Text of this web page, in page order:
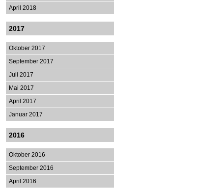
April 2018
2017
Oktober 2017
September 2017
Juli 2017
Mai 2017
April 2017
Januar 2017
2016
Oktober 2016
September 2016
April 2016